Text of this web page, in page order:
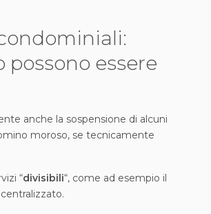
possono essere
anche la sospensione di alcuni
moroso, se tecnicamente
“divisibili“, come ad esempio il